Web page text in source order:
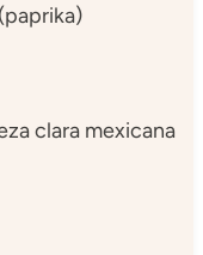
clara mexicana